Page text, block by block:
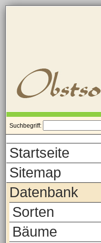
Suchbegriff:
Startseite
Sitemap
Datenbank
Sorten
Bäume